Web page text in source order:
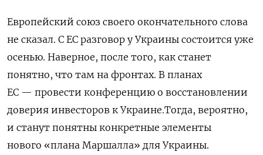
Европейский союз своего окончательного слова
не сказал. С ЕС разговор у Украины состоится уже
осенью. Наверное, после того, как станет
понятно, что там на фронтах. В планах
ЕС — провести конференцию о восстановлении
доверия инвесторов к Украине.Тогда, вероятно,
и станут понятны конкретные элементы
нового «плана Маршалла» для Украины.